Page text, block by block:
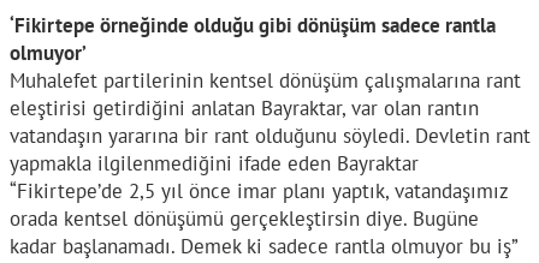
‘Fikirtepe örneğinde olduğu gibi dönüşüm sadece rantla
olmuyor’
Muhalefet partilerinin kentsel dönüşüm çalışmalarına rant
eleştirisi getirdiğini anlatan Bayraktar, var olan rantın
vatandaşın yararına bir rant olduğunu söyledi. Devletin rant
yapmakla ilgilenmediğini ifade eden Bayraktar
“Fikirtepe’de 2,5 yıl önce imar planı yaptık, vatandaşımız
orada kentsel dönüşümü gerçekleştirsin diye. Bugüne
kadar başlanamadı. Demek ki sadece rantla olmuyor bu iş”